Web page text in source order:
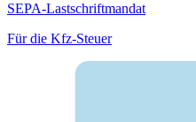
SEPA-Lastschriftmandat
Für die Kfz-Steuer